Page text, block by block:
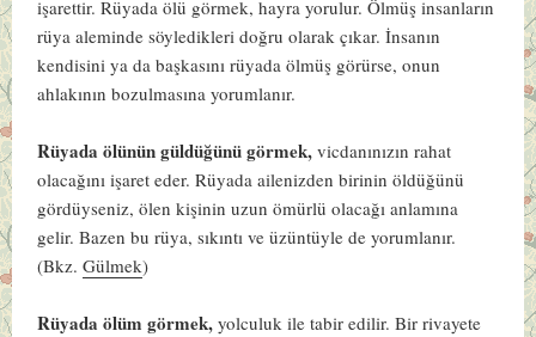
işarettir. Rüyada ölü görmek, hayra yorulur. Ölmüş insanların
rüya aleminde söyledikleri doğru olarak çıkar. İnsanın
kendisini ya da başkasını rüyada ölmüş görürse, onun
ahlakının bozulmasına yorumlanır.
Rüyada ölünün güldüğünü görmek,vicdanınızın rahat
olacağını işaret eder. Rüyada ailenizden birinin öldüğünü
gördüyseniz, ölen kişinin uzun ömürlü olacağı anlamına
gelir. Bazen bu rüya, sıkıntı ve üzüntüyle de yorumlanır.
(Bkz.Gülmek)
Rüyada ölüm görmek,yolculuk ile tabir edilir. Bir rivayete